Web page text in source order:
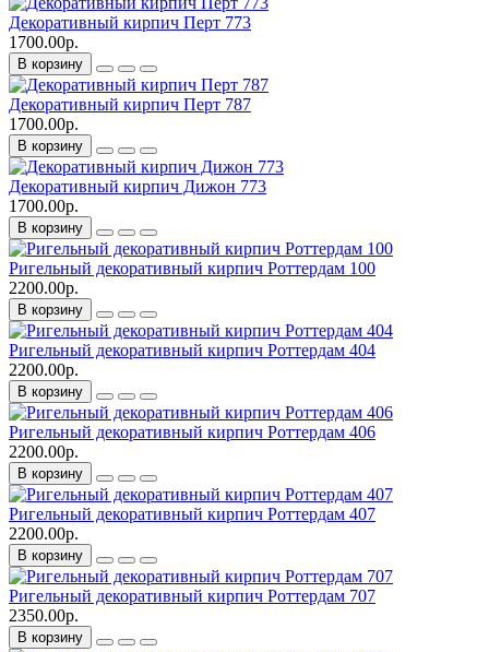
Декоративный кирпич Перт 773
1700.00р.
В корзину
Декоративный кирпич Перт 787
1700.00р.
В корзину
Декоративный кирпич Дижон 773
1700.00р.
В корзину
Ригельный декоративный кирпич Роттердам 100
2200.00р.
В корзину
Ригельный декоративный кирпич Роттердам 404
2200.00р.
В корзину
Ригельный декоративный кирпич Роттердам 406
2200.00р.
В корзину
Ригельный декоративный кирпич Роттердам 407
2200.00р.
В корзину
Ригельный декоративный кирпич Роттердам 707
2350.00р.
В корзину